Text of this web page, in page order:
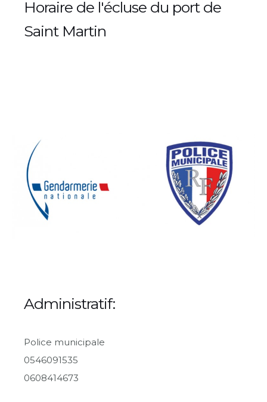
Horaire de l'écluse du port de
Saint Martin
Administratif:
Police municipale
0546091535
0608414673